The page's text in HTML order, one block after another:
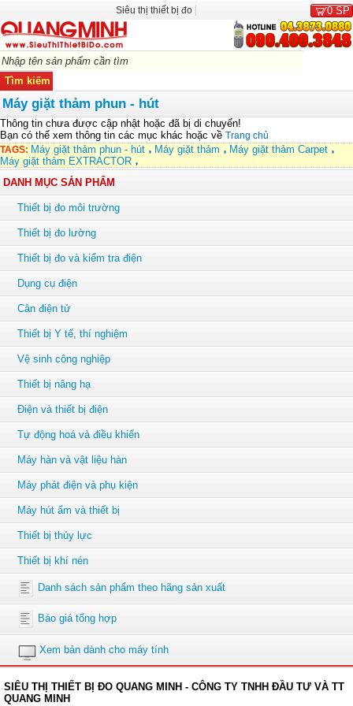
Siêu thị thiết bị đo 0 SP
Máy giặt thảm phun - hút
Thông tin chưa được cập nhật hoặc đã bị di chuyển!
Bạn có thể xem thông tin các mục khác hoặc về Trang chủ
TAGS: Máy giặt thảm phun - hút Máy giặt thảm
Máy giặt thảm Carpet
Máy giặt thảm EXTRACTOR
DANH MỤC SẢN PHẨM
Thiết bị đo môi trường
Thiết bị đo lường
Thiết bị đo và kiểm tra điện
Dụng cụ điện
Cân điện tử
Thiết bị Y tế, thí nghiệm
Vệ sinh công nghiệp
Thiết bị nâng hạ
Điện và thiết bị điện
Tự động hoá và điều khiển
Máy hàn và vật liệu hàn
Máy phát điện và phụ kiện
Máy hút ẩm và thiết bị
Thiết bị thủy lực
Thiết bị khí nén
Danh sách sản phẩm theo hãng sản xuất
Báo giá tổng hợp
Xem bản dành cho máy tính
SIÊU THỊ THIẾT BỊ ĐO QUANG MINH - CÔNG TY TNHH ĐẦU TƯ VÀ TT
QUANG MINH